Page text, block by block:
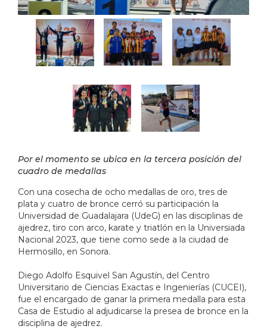
Por el momento se ubica en la tercera posición del
cuadro de medallas
Con una cosecha de ocho medallas de oro, tres de
plata y cuatro de bronce cerró su participación la
Universidad de Guadalajara (UdeG) en las disciplinas de
ajedrez, tiro con arco, karate y triatlón en la Universiada
Nacional 2023, que tiene como sede a la ciudad de
Hermosillo, en Sonora.
Diego Adolfo Esquivel San Agustín, del Centro
Universitario de Ciencias Exactas e Ingenierías (CUCEI),
fue el encargado de ganar la primera medalla para esta
Casa de Estudio al adjudicarse la presea de bronce en la
disciplina de ajedrez.